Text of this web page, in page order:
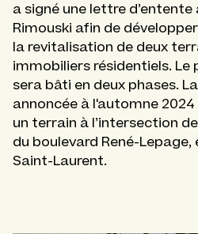
a signé une lettre d’entente
Rimouski afin de
la revitalisation de deux
immobiliers résidentiels. Le
sera bâti en deux phases.
annoncée à l'automne
un terrain à l’intersection
du boulevard René-
Saint-Laurent.